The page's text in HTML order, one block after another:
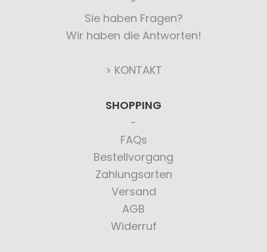
Sie haben Fragen?
Wir haben die Antworten!
> KONTAKT
SHOPPING
FAQs
Bestellvorgang
Zahlungsarten
Versand
AGB
Widerruf